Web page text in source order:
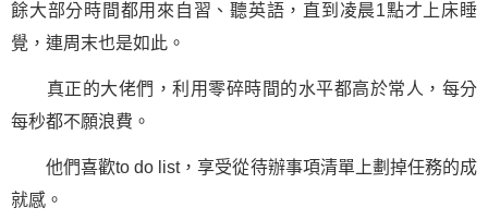
餘大部分時間都用來自習、聽英語，直到凌晨1點才上床睡
覺，連周末也是如此。
真正的大佬們，利用零碎時間的水平都高於常人，每分
每秒都不願浪費。
他們喜歡to do list，享受從待辦事項清單上劃掉任務的成
就感。